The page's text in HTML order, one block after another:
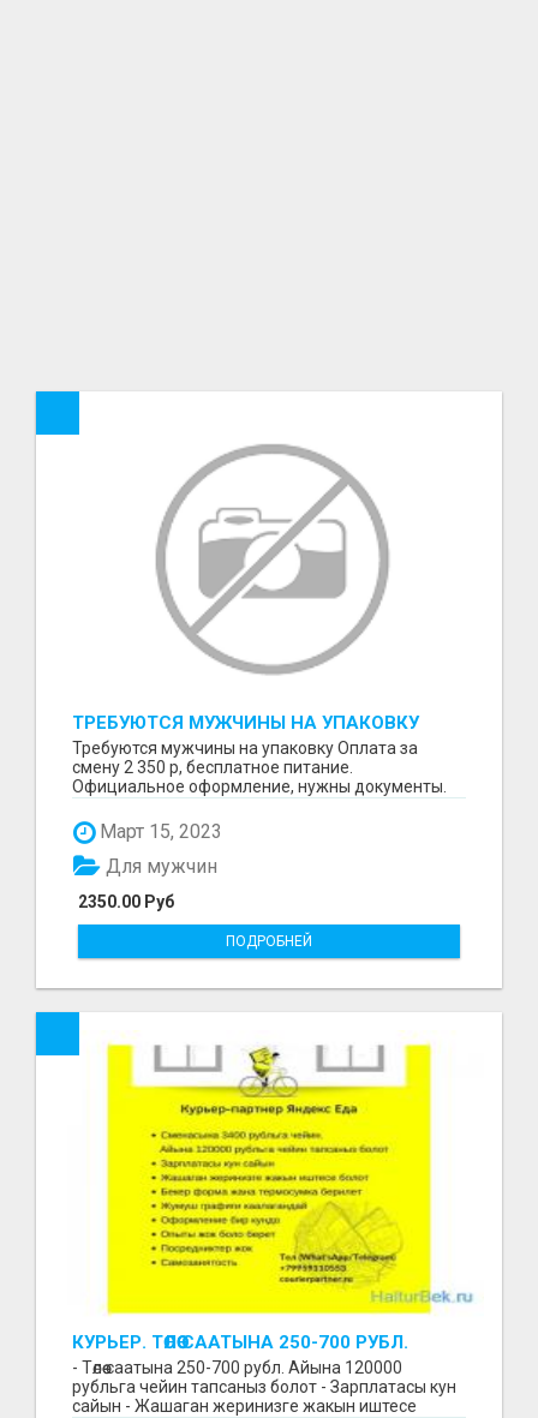
ТРЕБУЮТСЯ МУЖЧИНЫ НА УПАКОВКУ
Требуются мужчины на упаковку Оплата за
смену 2 350 р, бесплатное питание.
Официальное оформление, нужны документы.
Март 15, 2023
2350.00 Руб
Для мужчин
ПОДРОБНЕЙ
КУРЬЕР. ТӨЛӨӨ СААТЫНА 250-700 РУБЛ.
ЖУМУШ ГРАФИГИ СВОБОДНЫЙ. БЕЗ
ОПЫТА АЛАБЫЗ. ҮЙДҮН ЖАНЫНДА.
- Төлөө саатына 250-700 рубл. Айына 120000
рубльга чейин тапсаныз болот - Зарплатасы кун
сайын - Жашаган жеринизге жакын иштесе